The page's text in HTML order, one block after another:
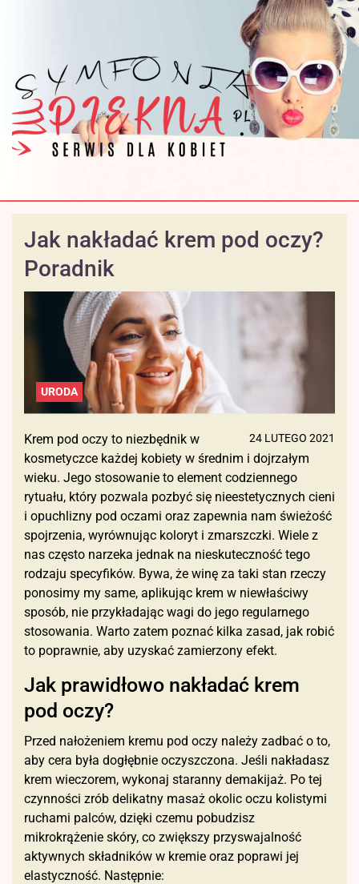
Jak nakładać krem pod oczy?
Poradnik
URODA
24 LUTEGO 2021
Krem pod oczy to niezbędnik w
kosmetyczce każdej kobiety w średnim i dojrzałym
wieku. Jego stosowanie to element codziennego
rytuału, który pozwala pozbyć się nieestetycznych cieni
i opuchlizny pod oczami oraz zapewnia nam świeżość
spojrzenia, wyrównując koloryt i zmarszczki. Wiele z
nas często narzeka jednak na nieskuteczność tego
rodzaju specyfików. Bywa, że winę za taki stan rzeczy
ponosimy my same, aplikując krem w niewłaściwy
sposób, nie przykładając wagi do jego regularnego
stosowania. Warto zatem poznać kilka zasad, jak robić
to poprawnie, aby uzyskać zamierzony efekt.
Jak prawidłowo nakładać krem
pod oczy?
Przed nałożeniem kremu pod oczy należy zadbać o to,
aby cera była dogłębnie oczyszczona. Jeśli nakładasz
krem wieczorem, wykonaj staranny demakijaż. Po tej
czynności zrób delikatny masaż okolic oczu kolistymi
ruchami palców, dzięki czemu pobudzisz
mikrokrążenie skóry, co zwiększy przyswajalność
aktywnych składników w kremie oraz poprawi jej
elastyczność. Następnie: